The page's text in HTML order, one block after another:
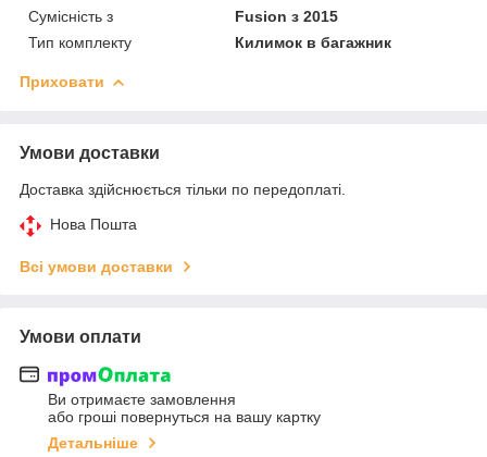
Сумісність з
Fusion з 2015
Тип комплекту
Килимок в багажник
Приховати
Умови доставки
Доставка здійснюється тільки по передоплаті.
Нова Пошта
Всі умови доставки
Умови оплати
Ви отримаєте замовлення
або гроші повернуться на вашу картку
Детальніше